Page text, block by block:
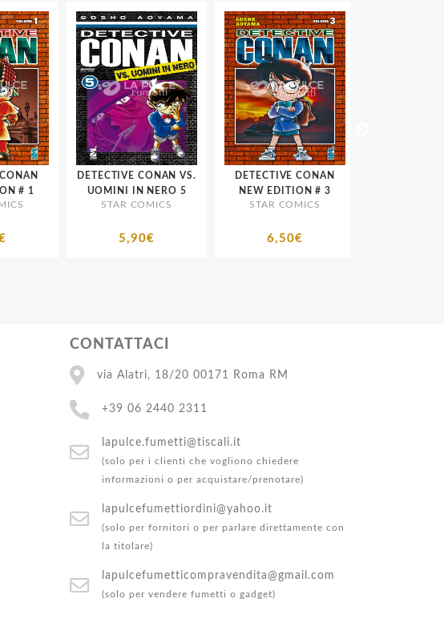
NEW EDITION # 1
DETECTIVE CONAN VS.
UOMINI IN NERO 5
STAR COMICS
5,90€
DETECTIVE CONAN
NEW EDITION # 3
STAR COMICS
6,50€
CONTATTACI
via Alatri, 18/20 00171 Roma RM
+39 06 2440 2311
lapulce.fumetti@tiscali.it
(solo per i clienti che vogliono chiedere
informazioni o per acquistare/prenotare)
lapulcefumettiordini@yahoo.it
(solo per fornitori o per parlare direttamente con
la titolare)
lapulcefumetticompravendita@gmail.com
(solo per vendere fumetti o gadget)